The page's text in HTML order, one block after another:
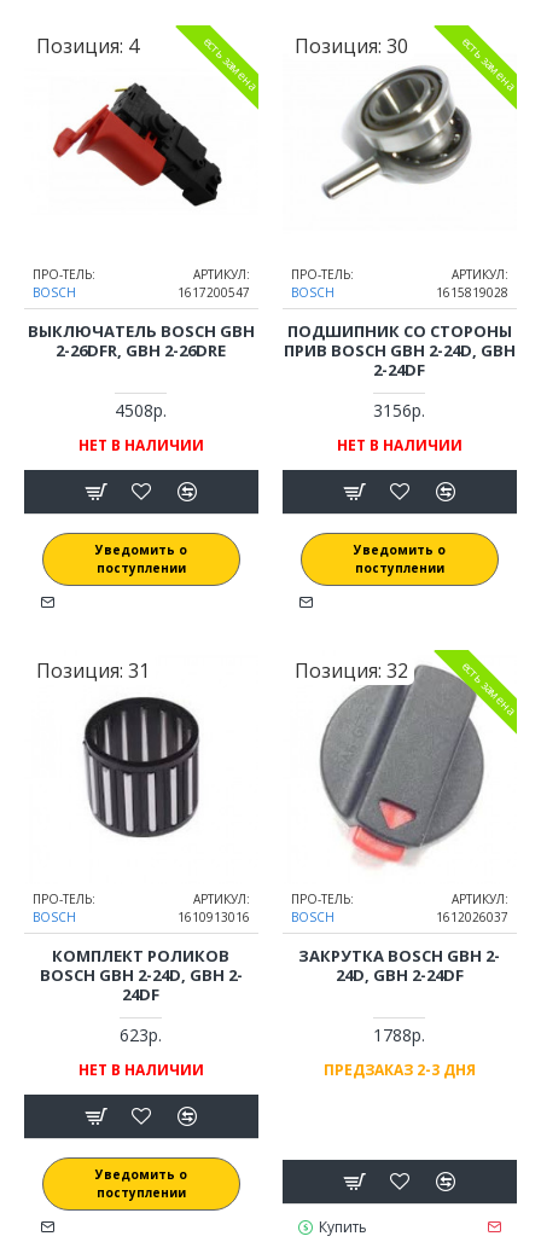
Позиция: 4 есть замена
ПРО-ТЕЛЬ:
BOSCH
АРТИКУЛ:
1617200547
ВЫКЛЮЧАТЕЛЬ BOSCH GBH
2-26DFR, GBH 2-26DRE
4508р.
НЕТ В НАЛИЧИИ
Уведомить о
поступлении
Позиция: 30 есть замена
ПРО-ТЕЛЬ:
BOSCH
АРТИКУЛ:
1615819028
ПОДШИПНИК СО СТОРОНЫ
ПРИВ BOSCH GBH 2-24D, GBH
2-24DF
3156р.
НЕТ В НАЛИЧИИ
Уведомить о
поступлении
Позиция: 31
ПРО-ТЕЛЬ:
BOSCH
АРТИКУЛ:
1610913016
КОМПЛЕКТ РОЛИКОВ
BOSCH GBH 2-24D, GBH 2-
24DF
623р.
НЕТ В НАЛИЧИИ
Уведомить о
поступлении
Позиция: 32 есть замена
ПРО-ТЕЛЬ:
BOSCH
АРТИКУЛ:
1612026037
ЗАКРУТКА BOSCH GBH 2-
24D, GBH 2-24DF
1788р.
ПРЕДЗАКАЗ 2-3 ДНЯ
Купить